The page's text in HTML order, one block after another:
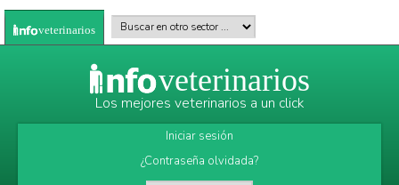
Pasar al contenido principal
veterinarios Buscar en otro sector
veterinarios
Los mejores veterinarios a un click
Iniciar sesión
¿Contraseña olvidada?